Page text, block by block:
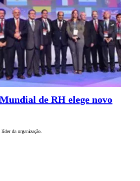
de RH elege novo
da organização.